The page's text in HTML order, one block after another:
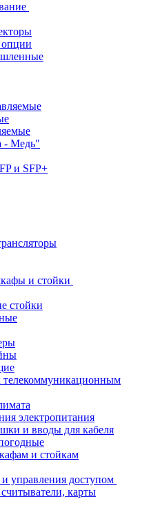
- Медь"
и SFP+
и стойки
стойки
телекоммуникационным
электропитания
и вводы для кабеля
и стойкам
управления доступом
карты